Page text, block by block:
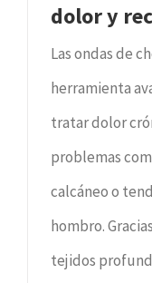
dolor y
Las ondas de
herramienta
tratar dolor
problemas
calcáneo o
hombro.
tejidos